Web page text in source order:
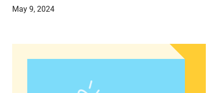
May 9, 2024
Declaración de Lupe M. Rodríguez, directora